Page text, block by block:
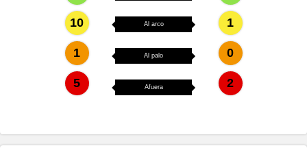
10
1
5
1
0
2
Al arco
Al palo
Afuera